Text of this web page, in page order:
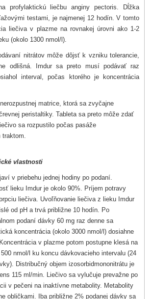
profylaktickú liečbu anginy pectoris. Dĺžka
testami, je najmenej 12 hodín. V tomto
liečiva v plazme na rovnakej úrovni ako 1-2
(okolo 1300 nmol/l).
nitrátov môže dôjsť k vzniku tolerancie,
odlišná. Imdur sa preto musí podávať raz
interval, počas ktorého je koncentrácia
matrice, ktorá sa zvyčajne
peristaltiky. Tableta sa preto môže zdať
sa rozpustilo počas pasáže
traktom.
vlastnosti
v priebehu jednej hodiny po podaní.
lieku Imdur je okolo 90%. Príjem potravy
liečiva. Uvoľňovanie liečiva z lieku Imdur
od pH a trvá približne 10 hodín. Po
podaní dávky 60 mg raz denne sa
koncentrácia (okolo 3000 nmol/l) dosiahne
v plazme potom postupne klesá na
nmol/l ku koncu dávkovacieho intervalu (24
Distribučný objem izosorbidmononitrátu je
115 ml/min. Liečivo sa vylučuje prevažne po
v pečeni na inaktívne metabolity. Metabolity
obličkami. Iba približne 2% podanej dávky sa